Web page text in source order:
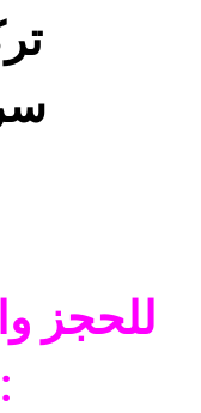
باللغة العربية: